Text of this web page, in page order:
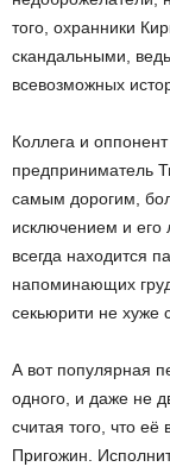
того, охранники
скандальными,
всевозможных
Коллега и
предприниматель
самым дорогим,
исключением и его
всегда находится
напоминающих
секьюрити не хуже
А вот популярная
одного, и даже не
считая того, что
Пригожин.